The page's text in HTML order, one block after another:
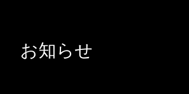
お知らせ